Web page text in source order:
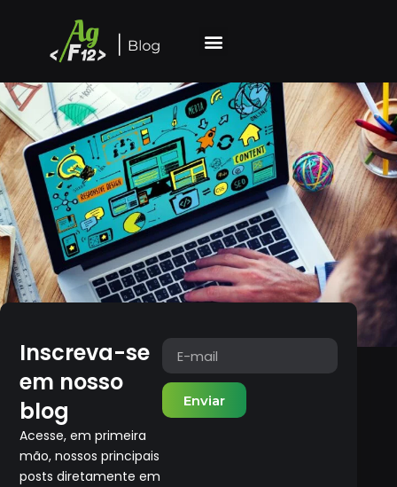
Inscreva-se
em nosso
blog
Acesse, em primeira
mão, nossos principais
posts diretamente em
Enviar